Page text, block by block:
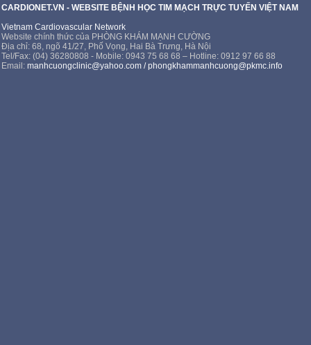
CARDIONET.VN - WEBSITE BỆNH HỌC TIM MẠCH TRỰC TUYẾN VIỆT NAM
Vietnam Cardiovascular Network
Website chính thức của PHÒNG KHÁM MẠNH CƯỜNG
Địa chỉ: 68, ngõ 41/27, Phố Vọng, Hai Bà Trưng, Hà Nội
Tel/Fax: (04) 36280808 - Mobile: 0943 75 68 68 – Hotline: 0912 97 66 88
Email:manhcuongclinic@yahoo.com /phongkhammanhcuong@pkmc.info